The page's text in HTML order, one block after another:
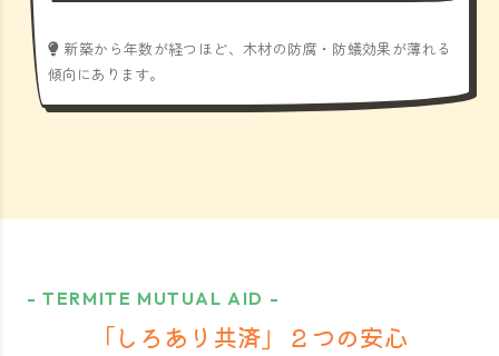
新築から年数が経つほど、木材の防腐・防蟻効果が薄れる
傾向にあります。
- TERMITE MUTUAL AID -
「しろあり共済」 ２つの安心